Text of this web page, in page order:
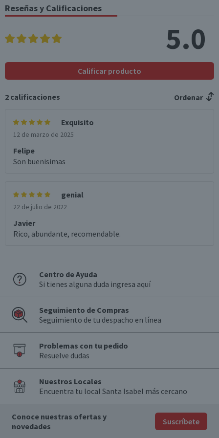
(g)
Fibra (g)
*Ingesta de referencia de un adulto promedio (8400 kj / 2000 kcal)
Reseñas y Calificaciones
5.0
Calificar producto
2 calificaciones Ordenar
Exquisito
12 de marzo de 2025
Felipe
Son buenisimas
genial
22 de julio de 2022
Javier
Rico, abundante, recomendable.
Centro de Ayuda
Si tienes alguna duda ingresa aquí
Seguimiento de Compras
Seguimiento de tu despacho en línea
Problemas con tu pedido
Resuelve dudas
Nuestros Locales
Encuentra tu local Santa Isabel más cercano
Conoce nuestras ofertas y
novedades
Suscríbete